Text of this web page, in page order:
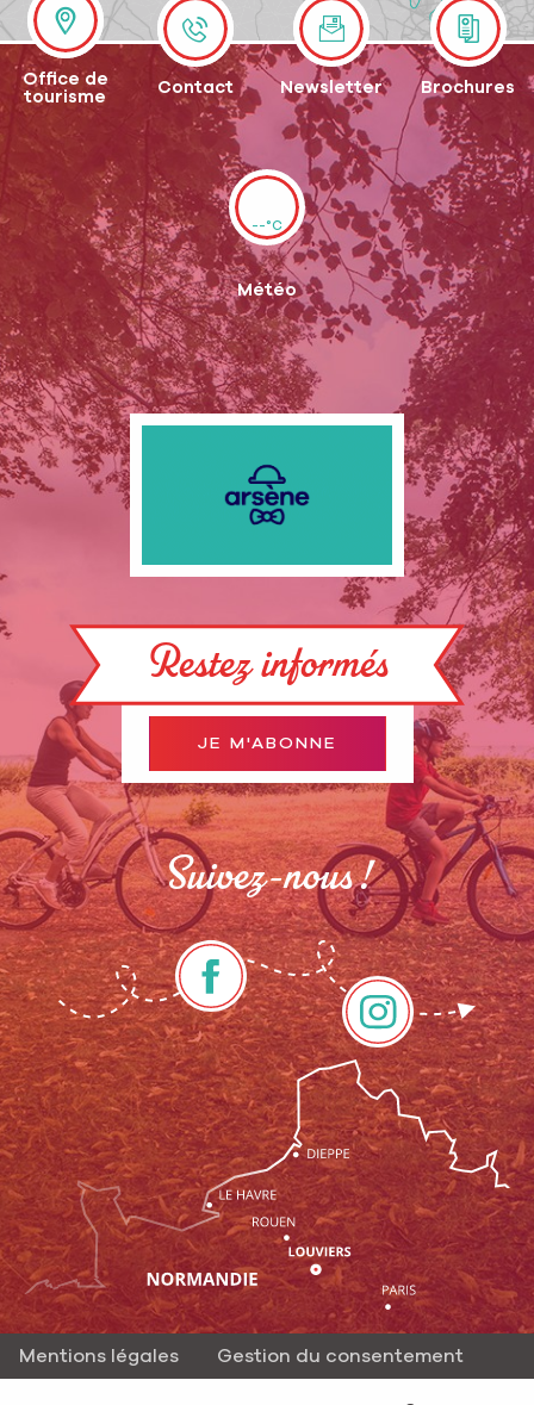
Office de
tourisme
Contact Newsletter Brochures
--°C
Météo
Restez informés
JE M'ABONNE
Suivez-nous !
Mentions légales Gestion du consentement